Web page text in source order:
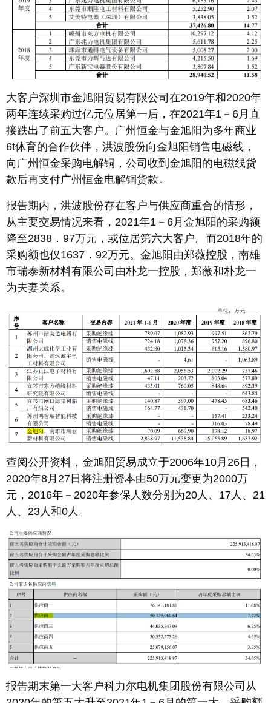
大客户深圳市金旭阳贸易有限公司在2019年和2020年
两年连续采购过亿元位居第一后，在2021年1－6月直
接跌出了前五大客户。广州恒金与金旭阳为多年商业
6t体育的合作伙伴，洪波股份向金旭阳销售电磁线，
向广州恒金采购电解铜，公司收到金旭阳的电磁线货
款后再支付广州恒金电解铜货款。
报告期内，洪波股份存在客户与供应商重合的情形，
从主要交易情况来看，2021年1－6月金旭阳的采购额
降至2838．97万元，或位居第六大客户。而2018年的
采购额也仅1637．92万元。金旭阳由郑薇控股，南雄
市瑞泰新材料有限公司由朴龙一控股，郑薇和朴龙一
为夫妻关系。
查阅公开资料，金旭阳贸易成立于2006年10月26日，
2020年8月27日将注册资本由50万元变更为2000万
元，2016年－2020年参保人数分别为20人、17人、21
人、23人和0人。
报告期末第一大客户科力尔电机集团股份有限公司从